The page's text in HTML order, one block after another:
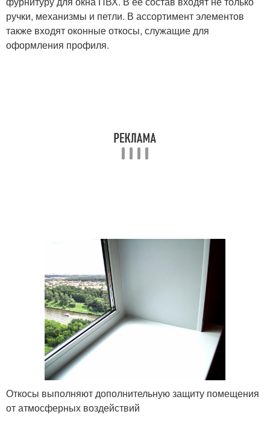
Откосы из металла Панели на откосы
ручки, механизмы и петли. В ассортимент элементов
также входят оконные откосы, служащие для
оформления профиля.
Откосы выполняют дополнительную защиту помещения
от атмосферных воздействий